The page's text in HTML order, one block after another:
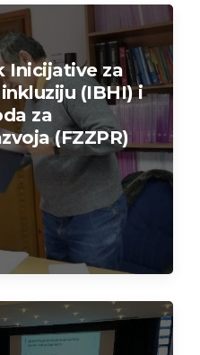
Inicijative za
(IBHI) i
za
(FZZPR)